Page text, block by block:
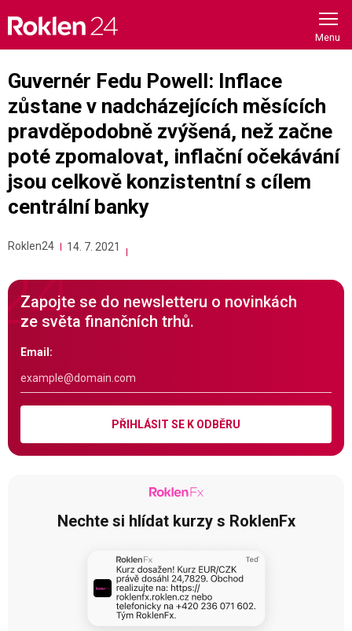
content
Guvernér Fedu Powell: Inflace
zůstane v nadcházejících měsících
pravděpodobně zvýšená, než začne
poté zpomalovat, inflační očekávání
jsou celkově konzistentní s cílem
centrální banky
Roklen24 14. 7. 2021
Zapojte se do newsletteru o novinkách
ze světa finančních trhů.
Email:
PŘIHLÁSIT SE K ODBĚRU
Nechte si hlídat kurzy s RoklenFx